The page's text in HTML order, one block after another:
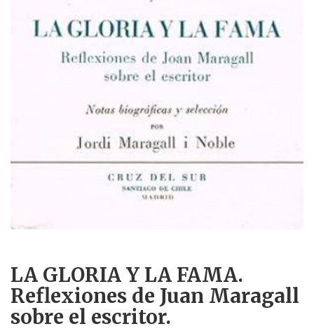
LA GLORIA Y LA FAMA.
Reflexiones de Juan Maragall
sobre el escritor.